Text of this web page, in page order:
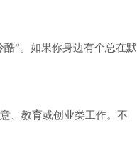
”。如果你身边有个总在默
、教育或创业类工作。不